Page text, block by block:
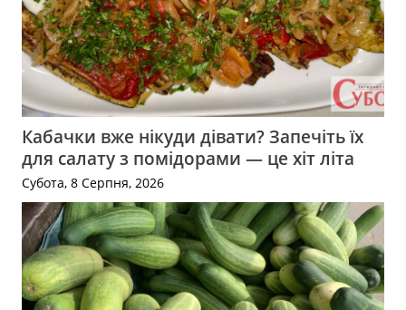
Кабачки вже нікуди дівати? Запечіть їх
для салату з помідорами — це хіт літа
Субота, 8 Серпня, 2026